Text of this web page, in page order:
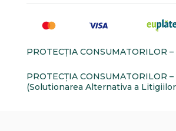
PROTECŢIA CONSUMATORILOR –
PROTECŢIA CONSUMATORILOR –
(Solutionarea Alternativa a